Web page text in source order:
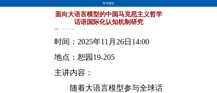
学术预告
面向大语言模型的中国马克思主义哲学
话语国际化认知机制研究
范颖 · 2025-11-04
时间： 2025年11 月 26日 14:00
地点：恕园 19-205
主讲内容：
随着大语言模型参与全球话